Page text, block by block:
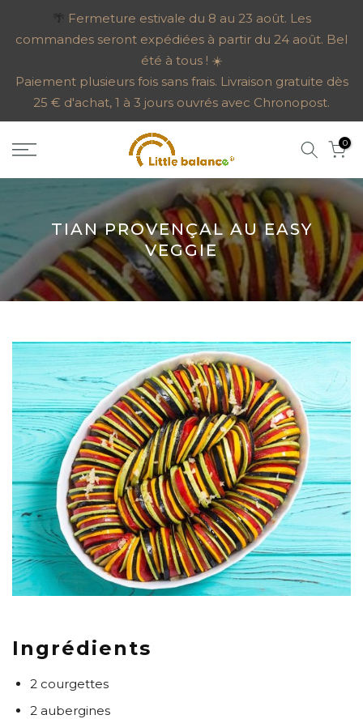
au
🌴 Fermeture estivale du 8 au 23 août. Les
commandes seront expédiées à partir du 24 août. Bel
été à tous ! ☀️
Paiement plusieurs fois sans frais. Livraison gratuite dès
25 € d'achat, 1 à 3 jours ouvrés avec Chronopost.
0
TIAN PROVENÇAL AU EASY
VEGGIE
Ingrédients
2 courgettes
2 aubergines